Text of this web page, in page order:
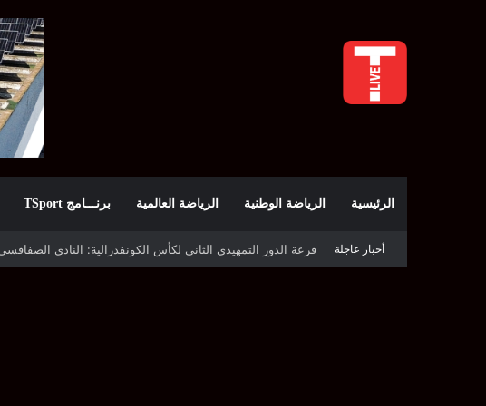
الرئيسية الرياضة الوطنية الرياضة العالمية برنـــامج TSport
أخبار عاجلة
قرعة كأس الكونفدرالية: النادي الصفاقسي يواجه شوتينغ